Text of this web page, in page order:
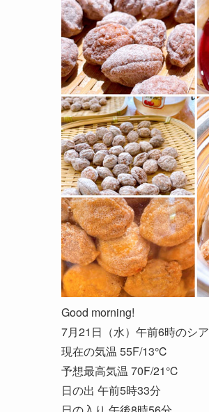
Good morning!
7月21日（水）午前6時のシア
現在の気温 55F/13℃
予想最高気温 70F/21℃
日の出 午前5時33分